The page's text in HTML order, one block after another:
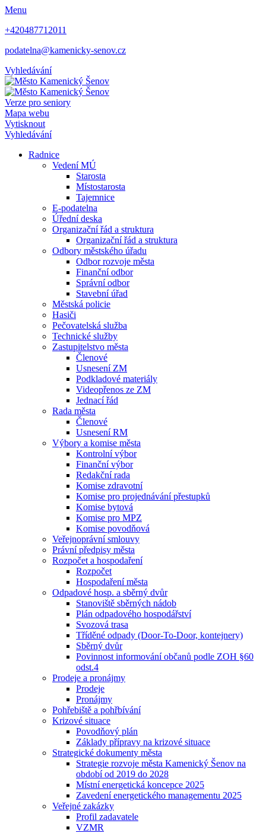
Menu
+420487712011
podatelna@kamenicky-senov.cz
Vyhledávání
Verze pro seniory
Mapa webu
Vytisknout
Vyhledávání
Radnice
Vedení MÚ
Starosta
Místostarosta
Tajemnice
E-podatelna
Úřední deska
Organizační řád a struktura
Organizační řád a struktura
Odbory městského úřadu
Odbor rozvoje města
Finanční odbor
Správní odbor
Stavební úřad
Městská policie
Hasiči
Pečovatelská služba
Technické služby
Zastupitelstvo města
Členové
Usnesení ZM
Podkladové materiály
Videopřenos ze ZM
Jednací řád
Rada města
Členové
Usnesení RM
Výbory a komise města
Kontrolní výbor
Finanční výbor
Redakční rada
Komise zdravotní
Komise pro projednávání přestupků
Komise bytová
Komise pro MPZ
Komise povodňová
Veřejnoprávní smlouvy
Právní předpisy města
Rozpočet a hospodaření
Rozpočet
Hospodaření města
Odpadové hosp. a sběrný dvůr
Stanoviště sběrných nádob
Plán odpadového hospodářství
Svozová trasa
Tříděné odpady (Door-To-Door, kontejnery)
Sběrný dvůr
Povinnost informování občanů podle ZOH §60
odst.4
Prodeje a pronájmy
Prodeje
Pronájmy
Pohřebiště a pohřbívání
Krizové situace
Povodňový plán
Základy přípravy na krizové situace
Strategické dokumenty města
Strategie rozvoje města Kamenický Šenov na
období od 2019 do 2028
Místní energetická koncepce 2025
Zavedení energetického managementu 2025
Veřejné zakázky
Profil zadavatele
VZMR